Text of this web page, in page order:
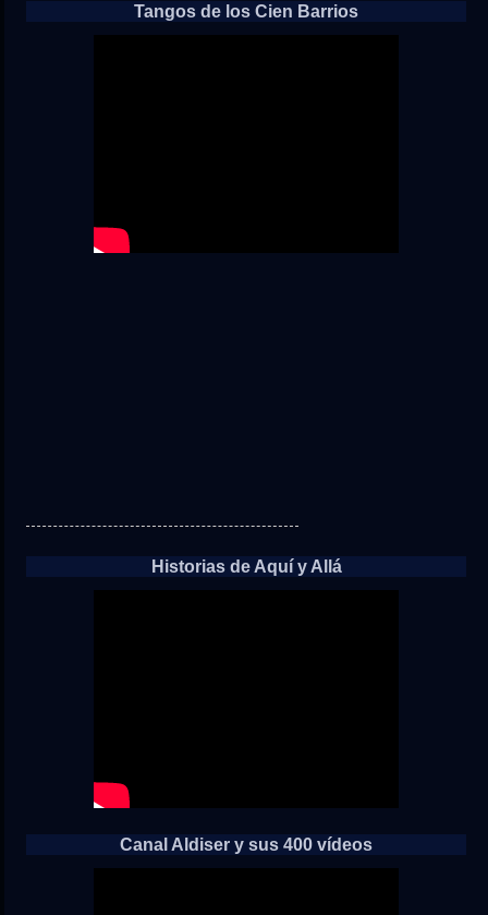
Tangos de los Cien Barrios
Historias de Aquí y Allá
Canal Aldiser y sus 400 vídeos